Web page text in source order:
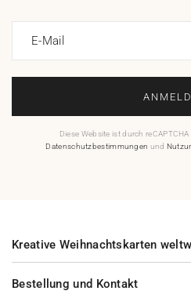
E-Mail
Diese Website ist durch
Datenschutzbestimmungen und
Bestellung und Kontakt
Kreative Weihnachtskarten